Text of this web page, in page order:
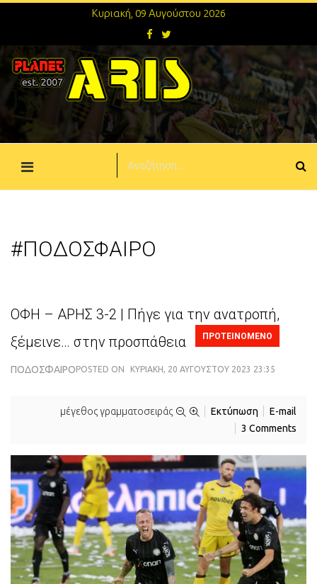
Κυριακή, 09 Αυγούστου 2026
#ΠΟΔΟΣΦΑΙΡΟ
ΟΦΗ – ΑΡΗΣ 3-2 | Πήγε για την ανατροπή,
ξέμεινε… στην προσπάθεια
ΠΡΟΤΕΙΝΟΜΕΝΟ
ΠΟΔΌΣΦΑΙΡΟPOSTED ON ΚΥΡΙΑΚΉ, 20 ΑΥΓΟΎΣΤΟΥ 2023 23:35
μέγεθος γραμματοσειράς Εκτύπωση
E-mail
3 Comments